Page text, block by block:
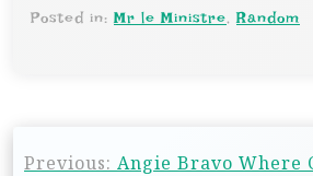
Posted in: Mr le Ministre,Random
Previous: Angie Bravo Where